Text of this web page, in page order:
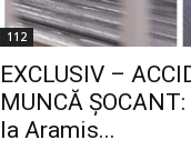
112
EXCLUSIV –
MUNCĂ
la Aramis...